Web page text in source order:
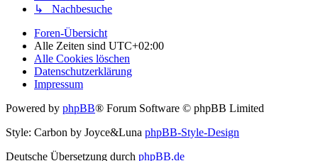
↳ Nachbesuche
Foren-Übersicht
Alle Zeiten sind UTC+02:00
Alle Cookies löschen
Datenschutzerklärung
Impressum
Powered by phpBB® Forum Software © phpBB Limited
Style: Carbon by Joyce&Luna phpBB-Style-Design
Deutsche Übersetzung durch phpBB.de